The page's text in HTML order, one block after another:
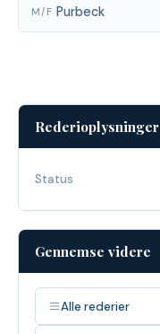
M/F Purbeck
Rederioplysninger
Status
Gennemse videre
Alle rederier